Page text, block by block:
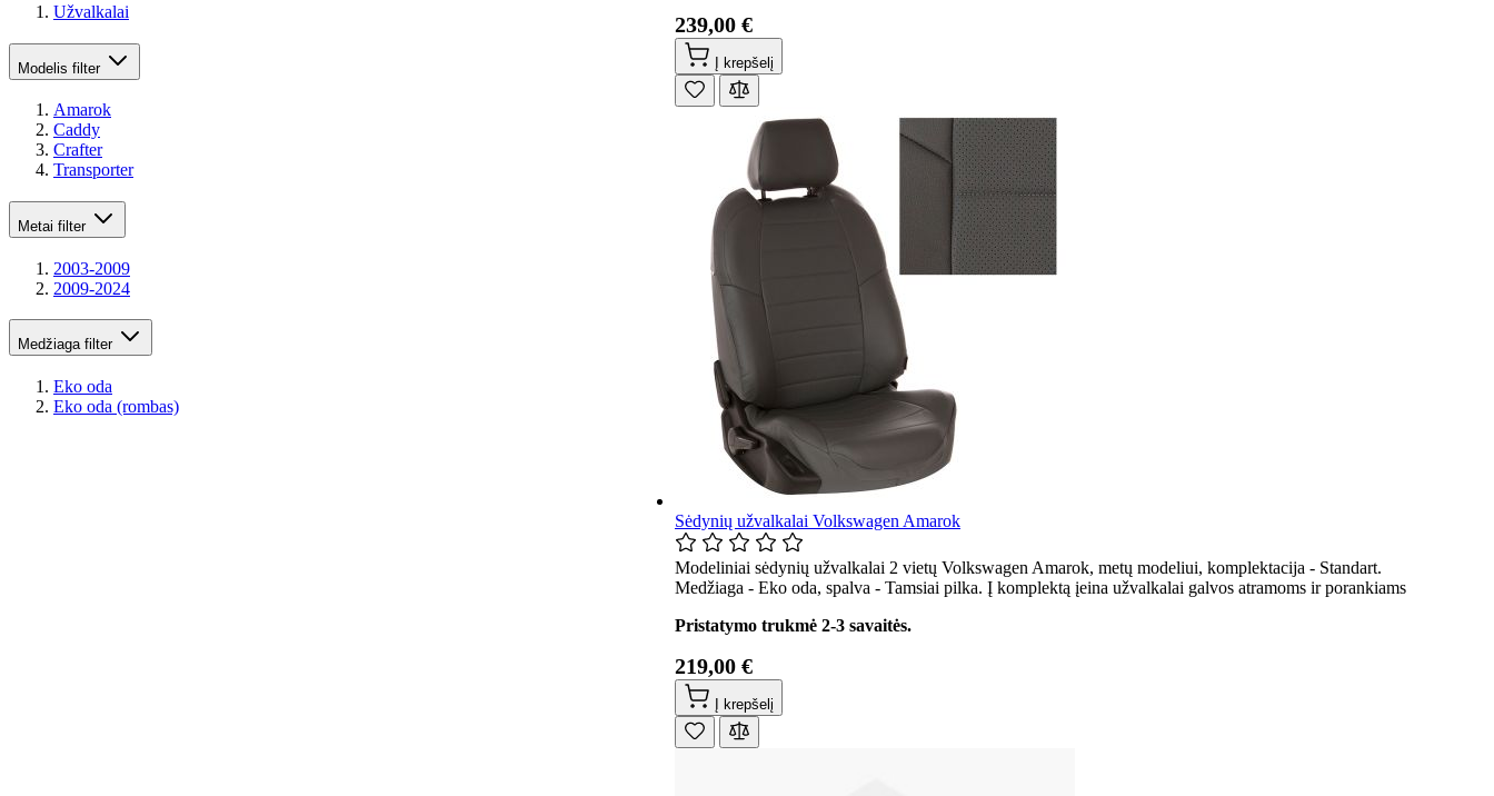
Užvalkalai
Modelis filter
Amarok
Caddy
Crafter
Transporter
Metai filter
2003-2009
2009-2024
Medžiaga filter
Eko oda
Eko oda (rombas)
239,00 €
Į krepšelį
Sėdynių užvalkalai Volkswagen Amarok
Modeliniai sėdynių užvalkalai 2 vietų Volkswagen Amarok, metų modeliui, komplektacija - Standart.
Medžiaga - Eko oda, spalva - Tamsiai pilka. Į komplektą įeina užvalkalai galvos atramoms ir porankiams
Pristatymo trukmė 2-3 savaitės.
219,00 €
Į krepšelį